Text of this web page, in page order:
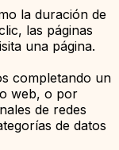
la duración de
las páginas
una página.
completando un
web, o por
de redes
de datos